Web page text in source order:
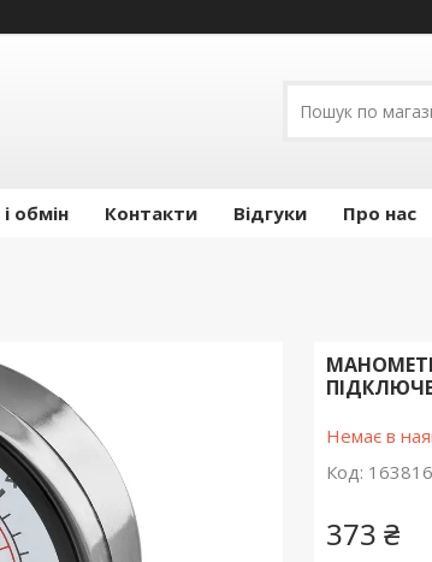
обмін Контакти Відгуки Про нас
Немає в
Код: 163816
373 ₴